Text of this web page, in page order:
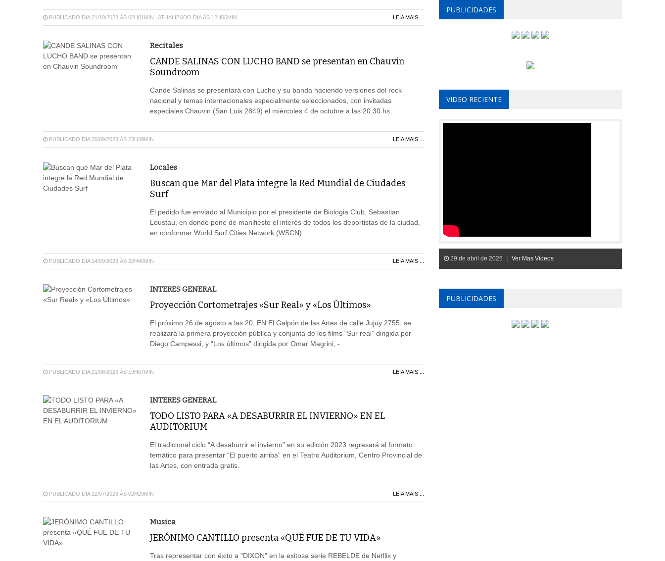
PUBLICADO DIA 21/10/2023 ÀS 02H01MIN | ATUALIZADO DIA ÀS 12H06MIN LEIA MAIS ...
Recitales
CANDE SALINAS CON LUCHO BAND se presentan en Chauvin
Soundroom
Cande Salinas se presentará con Lucho y su banda haciendo versiones del rock
nacional y temas internacionales especialmente seleccionados, con invitadas
especiales.Chauvin (San Luis 2849) el mièrcoles 4 de octubre a las 20.30 hs.
PUBLICADO DIA 26/09/2023 ÀS 23H39MIN LEIA MAIS ...
Locales
Buscan que Mar del Plata integre la Red Mundial de Ciudades
Surf
El pedido fue enviado al Municipio por el presidente de Biologia Club, Sebastian
Loustau, en donde pone de manifiesto el interés de todos los deportistas de la ciudad,
en conformar World Surf Cities Network (WSCN).
PUBLICADO DIA 14/09/2023 ÀS 22H40MIN LEIA MAIS ...
INTERES GENERAL
Proyección Cortometrajes «Sur Real» y «Los Últimos»
El próximo 26 de agosto a las 20, EN El Galpón de las Artes de calle Jujuy 2755, se
realizará la primera proyección pública y conjunta de los films “Sur real” dirigida por
Diego Campessi, y “Los últimos” dirigida por Omar Magrini, -
PUBLICADO DIA 21/08/2023 ÀS 19H07MIN LEIA MAIS ...
INTERES GENERAL
TODO LISTO PARA «A DESABURRIR EL INVIERNO» EN EL
AUDITORIUM
El tradicional ciclo “A desaburrir el invierno” en su edición 2023 regresará al formato
temático para presentar “El puerto arriba” en el Teatro Auditorium, Centro Provincial de
las Artes, con entrada gratis.
PUBLICADO DIA 12/07/2023 ÀS 02H29MIN LEIA MAIS ...
Musica
JERÓNIMO CANTILLO presenta «QUÉ FUE DE TU VIDA»
Tras representar con éxito a "DIXON" en la exitosa serie REBELDE de Netflix y
PUBLICIDADES
VIDEO RECIENTE
29 de abril de 2026 | Ver Mas Vídeos
PUBLICIDADES